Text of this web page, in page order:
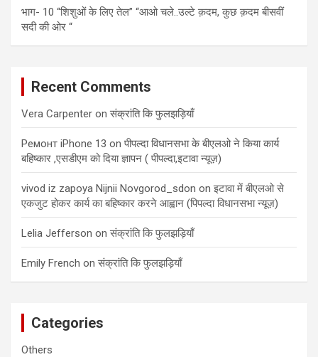
भाग- 10 “शिशुओं के लिए तेल” “आओ चले..उल्टे क़दम, कुछ क़दम बीसवीं
सदी की ओर “
Recent Comments
Vera Carpenter onसंक्रांति कि फुलझड़ियाँ
Ремонт iPhone 13 onपीपल्दा विधानसभा के बीएलओ ने किया कार्य
बहिष्कार ,एसडीएम को दिया ज्ञापन ( पीपल्दा,इटावा न्यूज़)
vivod iz zapoya Nijnii Novgorod_sdon onइटावा में बीएलओ से
एकजुट होकर कार्य का बहिष्कार करने आह्वान (पिपल्दा विधानसभा न्यूज़)
Lelia Jefferson onसंक्रांति कि फुलझड़ियाँ
Emily French onसंक्रांति कि फुलझड़ियाँ
Categories
Others